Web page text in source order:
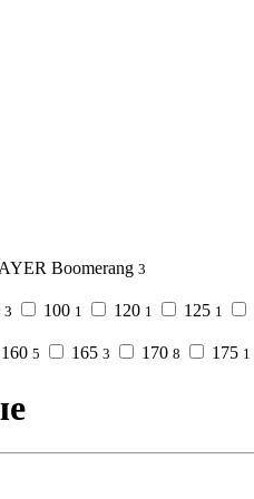
Boomerang 3
3 100 1 120 1 125 1
160 5 165 3 170 8 175 1